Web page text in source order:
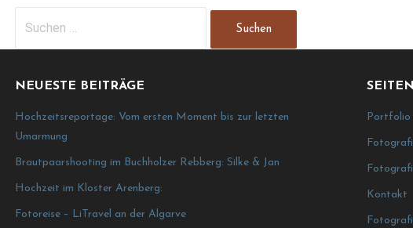
NEUESTE BEITRÄGE
Hochzeitsreportage: Vom ersten Moment bis zur letzten
Umarmung
Brautpaarshooting im Buchholzer Rebberg: Silke & Jan
Hochzeit im Kloster Arenberg:
Fotoreise – LiTravel an der Algarve
SEITEN
Portfolio
Kontakt